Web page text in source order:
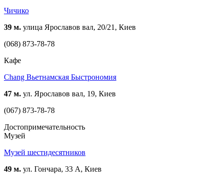
Чичико
39 м. улица Ярославов вал, 20/21, Киев
(068) 873-78-78
Кафе
Chang Вьетнамская Быстрономия
47 м. ул. Ярославов вал, 19, Киев
(067) 873-78-78
Достопримечательность
Музей
Музей шестидесятников
49 м. ул. Гончара, 33 А, Киев